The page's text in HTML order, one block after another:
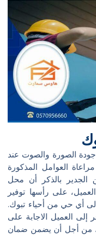
الصورة والصوت عند
العوامل المذكورة
بالذكر أن محل
على رأسها توفير
أي حي من أحياء تبوك.
العميل الاجابة على
من أجل أن يضمن ضمان